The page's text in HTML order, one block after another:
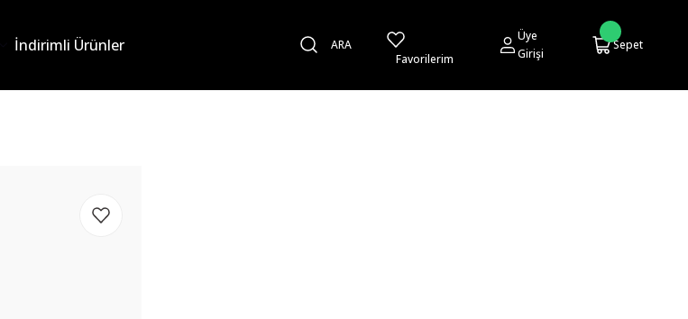
İndirimli Ürünler
ARA
Favorilerim
Üye
Girişi
Sepet